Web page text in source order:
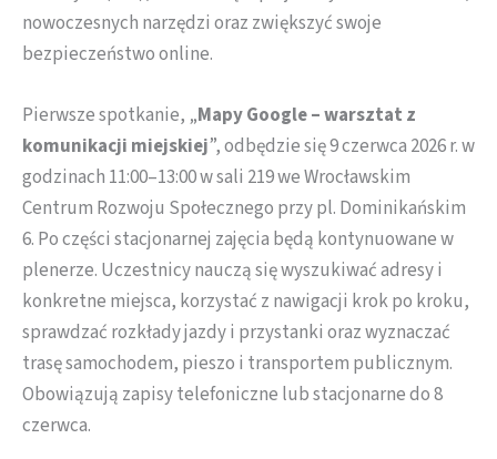
nowoczesnych narzędzi oraz zwiększyć swoje
bezpieczeństwo online.
Pierwsze spotkanie, „Mapy Google – warsztat z
komunikacji miejskiej”, odbędzie się 9 czerwca 2026 r. w
godzinach 11:00–13:00 w sali 219 we Wrocławskim
Centrum Rozwoju Społecznego przy pl. Dominikańskim
6. Po części stacjonarnej zajęcia będą kontynuowane w
plenerze. Uczestnicy nauczą się wyszukiwać adresy i
konkretne miejsca, korzystać z nawigacji krok po kroku,
sprawdzać rozkłady jazdy i przystanki oraz wyznaczać
trasę samochodem, pieszo i transportem publicznym.
Obowiązują zapisy telefoniczne lub stacjonarne do 8
czerwca.